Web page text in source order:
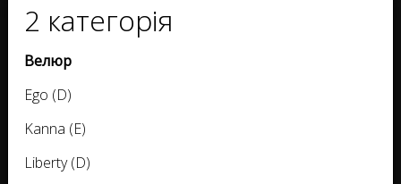
2 категорія
Велюр
Ego (D)
Kanna (E)
Liberty (D)